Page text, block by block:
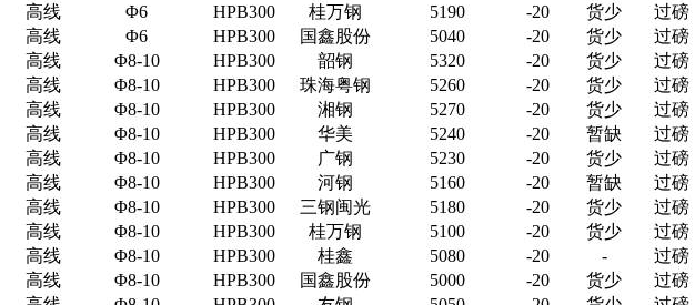
高线
Φ6 HPB300 桂万钢 5190 -20 货少
过磅
高线
Φ6 HPB300 国鑫股份 5040 -20 货少
过磅
高线
Φ8-10 HPB300 韶钢 5320 -20 货少
过磅
高线
Φ8-10 HPB300 珠海粤钢 5260 -20 货少
过磅
高线
Φ8-10 HPB300 湘钢 5270 -20 货少
过磅
高线
Φ8-10 HPB300 华美 5240 -20 暂缺
过磅
高线
Φ8-10 HPB300 广钢 5230 -20 货少
过磅
高线
Φ8-10 HPB300 河钢 5160 -20 暂缺
过磅
高线
Φ8-10 HPB300 三钢闽光 5180 -20 货少
过磅
高线
Φ8-10 HPB300 桂万钢 5100 -20 货少
过磅
高线
Φ8-10 HPB300 桂鑫 5080 -20 -
过磅
高线
Φ8-10 HPB300 国鑫股份 5000 -20 货少
过磅